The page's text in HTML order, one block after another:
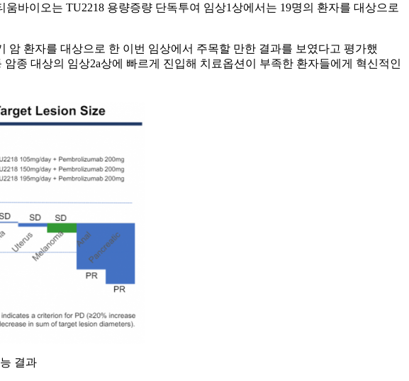
바이오는 TU2218 용량증량 단독투여 임상1상에서는 19명의 환자를 대상으로
환자를 대상으로 한 이번 임상에서 주목할 만한 결과를 보였다고 평가했
종 대상의 임상2a상에 빠르게 진입해 치료옵션이 부족한 환자들에게 혁신적인
결과